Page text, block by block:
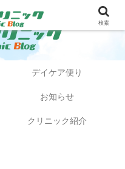
デイケア便り
お知らせ
クリニック紹介
検索